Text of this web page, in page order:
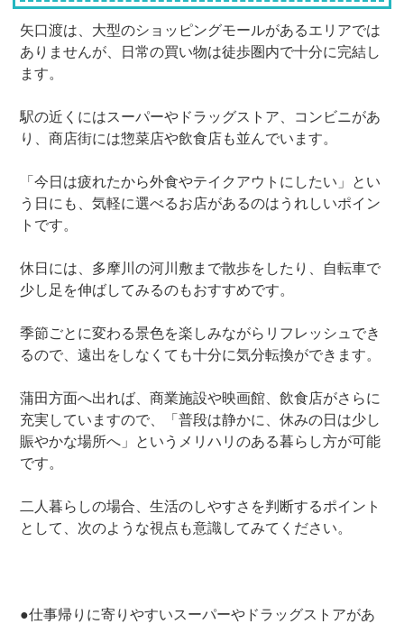
矢口渡は、大型のショッピングモールがあるエリアでは
ありませんが、日常の買い物は徒歩圏内で十分に完結し
ます。
駅の近くにはスーパーやドラッグストア、コンビニがあ
り、商店街には惣菜店や飲食店も並んでいます。
「今日は疲れたから外食やテイクアウトにしたい」とい
う日にも、気軽に選べるお店があるのはうれしいポイン
トです。
休日には、多摩川の河川敷まで散歩をしたり、自転車で
少し足を伸ばしてみるのもおすすめです。
季節ごとに変わる景色を楽しみながらリフレッシュでき
るので、遠出をしなくても十分に気分転換ができます。
蒲田方面へ出れば、商業施設や映画館、飲食店がさらに
充実していますので、「普段は静かに、休みの日は少し
賑やかな場所へ」というメリハリのある暮らし方が可能
です。
二人暮らしの場合、生活のしやすさを判断するポイント
として、次のような視点も意識してみてください。
●仕事帰りに寄りやすいスーパーやドラッグストアがあ